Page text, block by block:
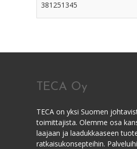
381251345
TECA Oy
TECA on yksi Suomen
toimittajista. Olemme osa
laajaan ja laadukkaaseen
ratkaisukonsepteihin.